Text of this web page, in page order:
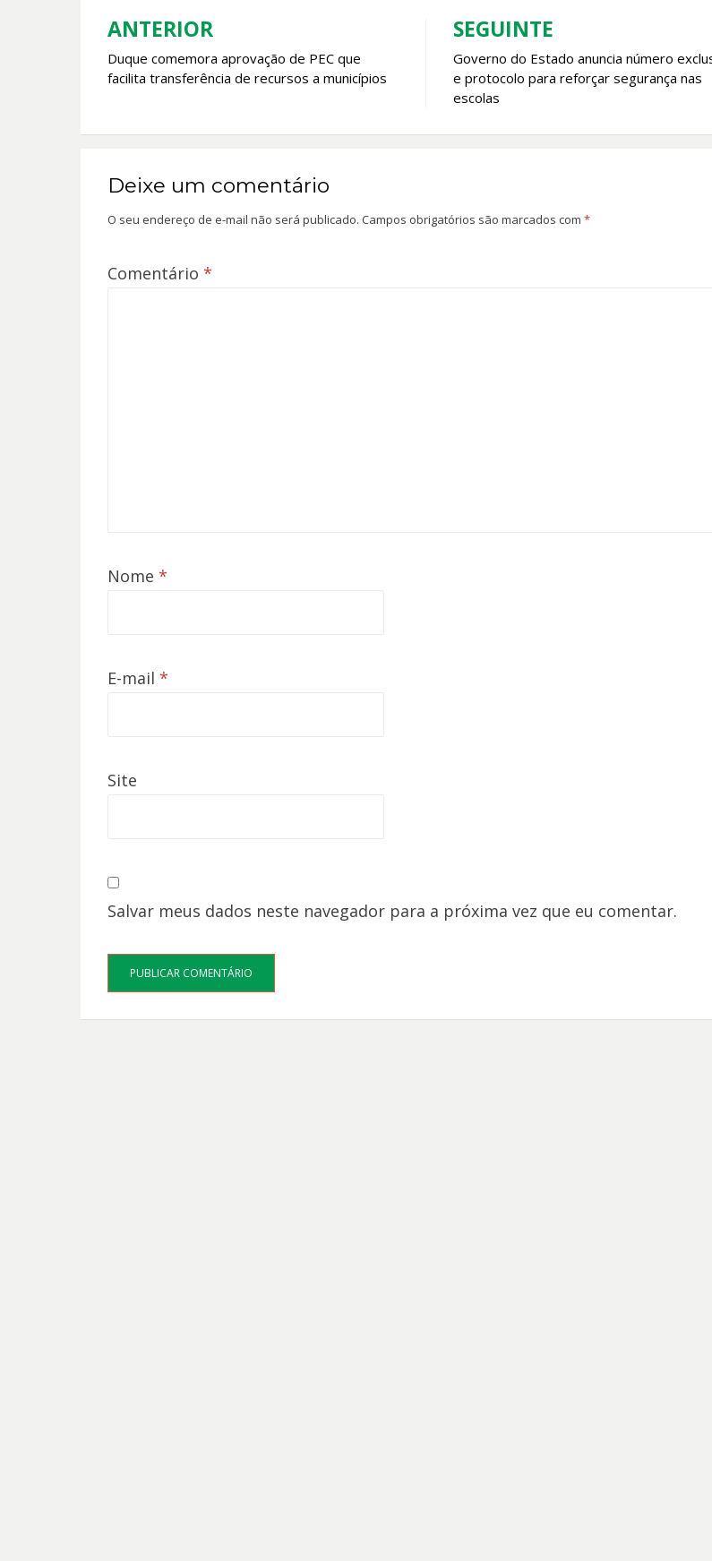
Navegação
de
ANTERIOR
Duque comemora aprovação de PEC que
facilita transferência de recursos a municípios
SEGUINTE
Governo do Estado anuncia número
e protocolo para reforçar segurança nas
escolas
Deixe um comentário
O seu endereço de e-mail não será publicado. Campos obrigatórios são marcados com *
Comentário *
Nome *
E-mail *
Site
Salvar meus dados neste navegador para a próxima vez que eu comentar.